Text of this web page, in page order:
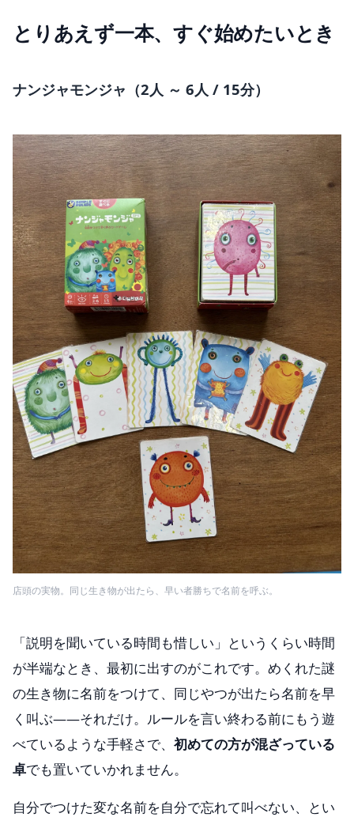
とりあえず一本、すぐ始めたいとき
ナンジャモンジャ（2人 ～ 6人 / 15分）
店頭の実物。同じ生き物が出たら、早い者勝ちで名前を呼ぶ。
「説明を聞いている時間も惜しい」というくらい時間
が半端なとき、最初に出すのがこれです。めくれた謎
の生き物に名前をつけて、同じやつが出たら名前を早
く叫ぶ——それだけ。ルールを言い終わる前にもう遊
べているような手軽さで、 初めての方が混ざっている
卓でも置いていかれません。
自分でつけた変な名前を自分で忘れて叫べない、とい